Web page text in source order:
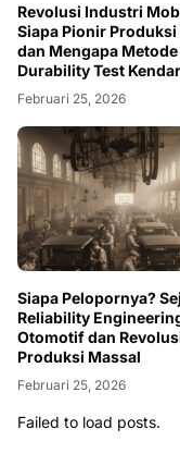
Revolusi Industri
Siapa Pionir Produksi
dan Mengapa Metode
Durability Test
Wajib?
Februari 25, 2026
Siapa Pelopornya?
Reliability
Otomotif dan
Produksi Massal
Februari 25, 2026
Failed to load posts.